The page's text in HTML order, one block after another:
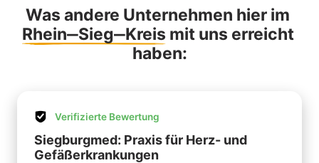
Rhein‒Sieg‒Kreis mit uns erreicht
haben:
Verifizierte Bewertung
Siegburgmed: Praxis für Herz- und
Gefäßerkrankungen